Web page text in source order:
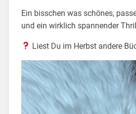
Ein bisschen was schönes,
und ein wirklich spannender
Liest Du im Herbst andere